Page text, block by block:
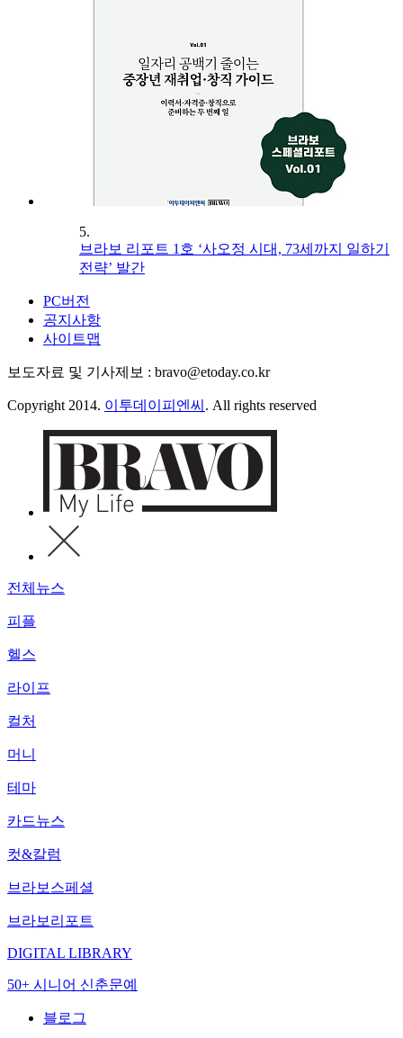
5.
브라보 리포트 1호 ‘사오정 시대, 73세까지 일하기
전략’ 발간
PC버전
공지사항
사이트맵
보도자료 및 기사제보 : bravo@etoday.co.kr
Copyright 2014. 이투데이피엔씨 . All rights reserved
전체뉴스
피플
헬스
라이프
컬처
머니
테마
카드뉴스
컷&칼럼
브라보스페셜
브라보리포트
DIGITAL LIBRARY
50+ 시니어 신춘문예
블로그